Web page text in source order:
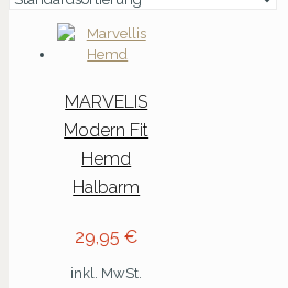
MARVELIS
Modern Fit
Hemd
Halbarm
29,95€
inkl. MwSt.